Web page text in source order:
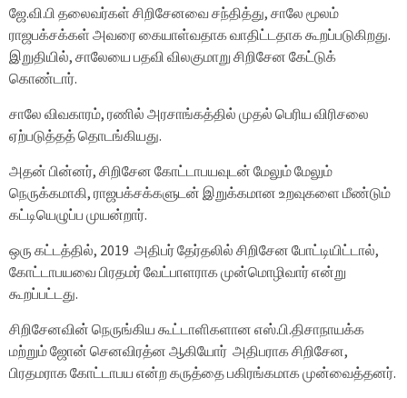
ஜே.வி.பி தலைவர்கள் சிறிசேனவை சந்தித்து, சாலே மூலம்
ராஜபக்சக்கள் அவரை கையாள்வதாக வாதிட்டதாக கூறப்படுகிறது.
இறுதியில், சாலேயை பதவி விலகுமாறு சிறிசேன கேட்டுக்
கொண்டார்.
சாலே விவகாரம், ரணில் அரசாங்கத்தில் முதல் பெரிய விரிசலை
ஏற்படுத்தத் தொடங்கியது.
அதன் பின்னர், சிறிசேன கோட்டாபயவுடன் மேலும் மேலும்
நெருக்கமாகி, ராஜபக்சக்களுடன் இறுக்கமான உறவுகளை மீண்டும்
கட்டியெழுப்ப முயன்றார்.
ஒரு கட்டத்தில், 2019 அதிபர் தேர்தலில் சிறிசேன போட்டியிட்டால்,
கோட்டாபயவை பிரதமர் வேட்பாளராக முன்மொழிவார் என்று
கூறப்பட்டது.
சிறிசேனவின் நெருங்கிய கூட்டாளிகளான எஸ்.பி.திசாநாயக்க
மற்றும் ஜோன் செனவிரத்ன ஆகியோர் அதிபராக சிறிசேன,
பிரதமராக கோட்டாபய என்ற கருத்தை பகிரங்கமாக முன்வைத்தனர்.